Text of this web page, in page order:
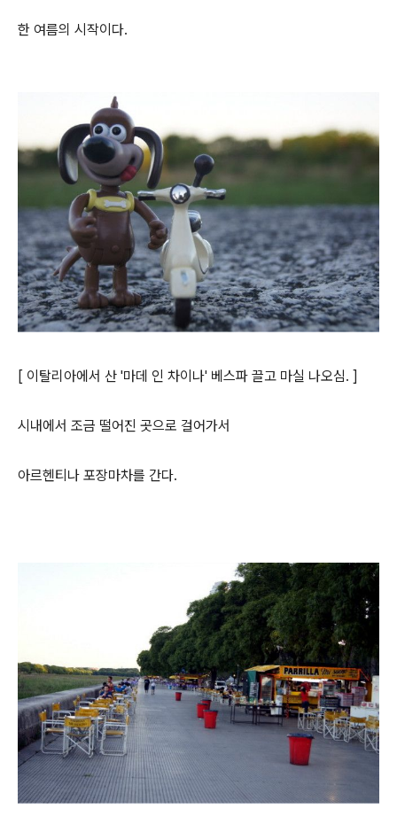
한 여름의 시작이다.
[ 이탈리아에서 산 '마데 인 차이나' 베스파 끌고 마실 나오심. ]
시내에서 조금 떨어진 곳으로 걸어가서
아르헨티나 포장마차를 간다.